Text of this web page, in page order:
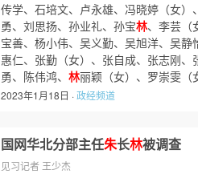
传学、石培文、卢永雄、冯晓婷（女）、
勇、刘思扬、孙业礼、孙宝林、李芸（
宝善、杨小伟、吴义勤、吴旭洋、吴
惠仁、张勤（女）、张自成、张志刚
勇、陈伟鸿、 林丽颖（女）、罗崇雯
2023年1月18日 ·政经频道
国网华北分部主任朱长林被调查
见习记者 王少杰